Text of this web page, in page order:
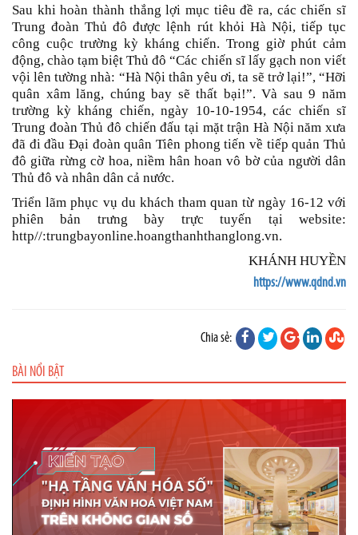
Sau khi hoàn thành thắng lợi mục tiêu đề ra, các chiến sĩ
Trung đoàn Thủ đô được lệnh rút khỏi Hà Nội, tiếp tục
công cuộc trường kỳ kháng chiến. Trong giờ phút cảm
động, chào tạm biệt Thủ đô “Các chiến sĩ lấy gạch non viết
vội lên tường nhà: “Hà Nội thân yêu ơi, ta sẽ trở lại!”, “Hỡi
quân xâm lăng, chúng bay sẽ thất bại!”. Và sau 9 năm
trường kỳ kháng chiến, ngày 10-10-1954, các chiến sĩ
Trung đoàn Thủ đô chiến đấu tại mặt trận Hà Nội năm xưa
đã đi đầu Đại đoàn quân Tiên phong tiến về tiếp quản Thủ
đô giữa rừng cờ hoa, niềm hân hoan vô bờ của người dân
Thủ đô và nhân dân cả nước.
Triển lãm phục vụ du khách tham quan từ ngày 16-12 với
phiên bản trưng bày trực tuyến tại website:
http//:trungbayonline.hoangthanhthanglong.vn.
KHÁNH HUYỀN
https://www.qdnd.vn
Chia sẻ:
BÀI NỔI BẬT